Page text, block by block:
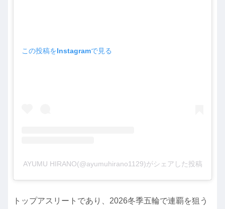
この投稿をInstagramで見る
AYUMU HIRANO(@ayumuhirano1129)がシェアした投稿
トップアスリートであり、2026冬季五輪で連覇を狙う